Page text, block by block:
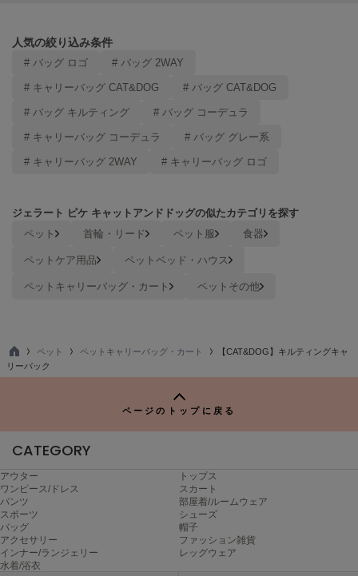
TAW&TOE
トーアンドトー
テバ
ザバーネット
ザ・ノース・フェイス
TODAYFUL
TSURU by Mariko Oikawa
UGG
アグ
アンダーソン アンダーソン
un/neu
URBAN RESEARCH ROSSO
アーバンリサーチ ロッソ
USAGI Books
ウサギブックス
人気の絞り込み条件
# バッグ ロゴ # バッグ 2WAY
# キャリーバッグ CAT&DOG # バッグ CAT&DOG
# バッグ キルティング # バッグ コーデュラ
# キャリーバッグ コーデュラ # バッグ グレー系
# キャリーバッグ 2WAY # キャリーバッグ ロゴ
ジェラート ピケ キャットアンドドッグの似たカテゴリを探す
ペット 首輪・リード ペット服
食器
ペットケア用品
ペットベッド・ハウス
ペットキャリーバッグ・カート
ペットその他
TO
P
ペット ペットキャリーバッグ・カート
【CAT&DOG】キルティングキャ
リーバック
ページのトップに戻る
CATEGORY
アウター
トップス
ワンピース/ドレス
スカート
パンツ
部屋着/ルームウェア
スポーツ
シューズ
バッグ
帽子
アクセサリー
ファッション雑貨
インナー/ランジェリー
レッグウェア
水着/浴衣